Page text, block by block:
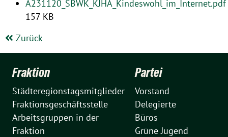
A231120_SBWK_KJHA_Kindeswohl_im_Internet.pdf
157 KB
Zurück
Fraktion
Städteregionstagsmitglieder
Fraktionsgeschäftsstelle
Arbeitsgruppen in der
Fraktion
Partei
Vorstand
Delegierte
Büros
Grüne Jugend